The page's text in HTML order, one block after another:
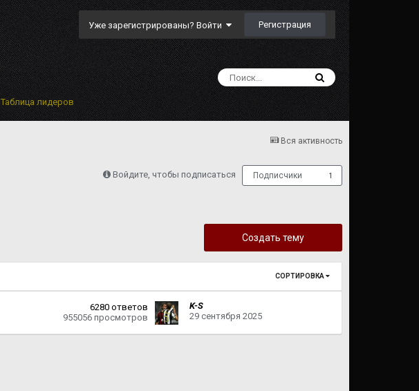
Уже зарегистрированы? Войти Регистрация
Таблица лидеров
Вся активность
Войдите, чтобы подписаться Подписчики 1
Создать тему
СОРТИРОВКА
6280 ответов
955056 просмотров
K-S
29 сентября 2025